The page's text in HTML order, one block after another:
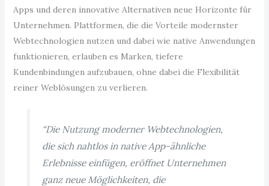
Apps und deren innovative Alternativen neue Horizonte für
Unternehmen. Plattformen, die die Vorteile modernster
Webtechnologien nutzen und dabei wie native Anwendungen
funktionieren, erlauben es Marken, tiefere
Kundenbindungen aufzubauen, ohne dabei die Flexibilität
reiner Weblösungen zu verlieren.
“Die Nutzung moderner Webtechnologien,
die sich nahtlos in native App-ähnliche
Erlebnisse einfügen, eröffnet Unternehmen
ganz neue Möglichkeiten, die